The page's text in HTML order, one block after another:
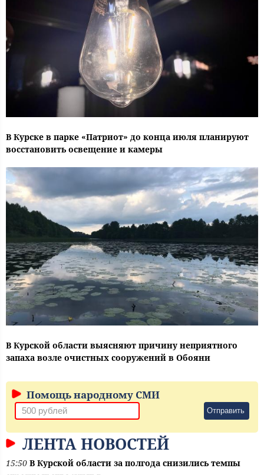
В Курске в парке «Патриот» до конца июля планируют
восстановить освещение и камеры
В Курской области выясняют причину неприятного
запаха возле очистных сооружений в Обояни
Помощь народному СМИ
Отправить
ЛЕНТА НОВОСТЕЙ
15:50 В Курской области за полгода снизились темпы